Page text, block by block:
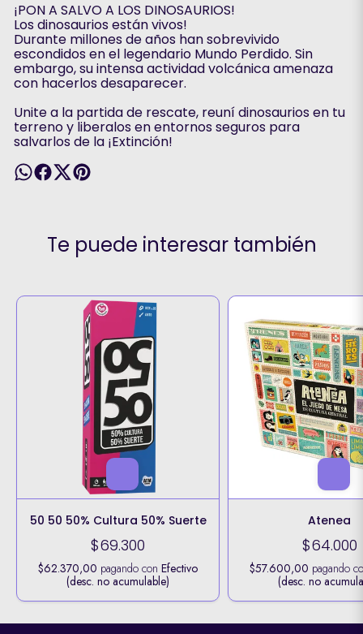
¡PON A SALVO A LOS DINOSAURIOS!
Los dinosaurios están vivos!
Durante millones de años han sobrevivido
escondidos en el legendario Mundo Perdido. Sin
embargo, su intensa actividad volcánica amenaza
con hacerlos desaparecer.
Unite a la partida de rescate, reuní dinosaurios en tu
terreno y liberalos en entornos seguros para
salvarlos de la ¡Extinción!
Te puede interesar también
50 50 50% Cultura 50% Suerte
$69.300
$62.370,00 pagando conEfectivo
(desc. no acumulable)
Atenea
$64.000
$57.600,00 pagando
(desc. no